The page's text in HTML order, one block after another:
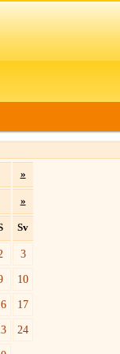
»
»
Sv
3
10
17
24